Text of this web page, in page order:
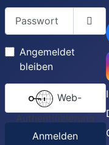
Passwort
Angemeldet
bleiben
Web-
Authentifizierung
Anmelden